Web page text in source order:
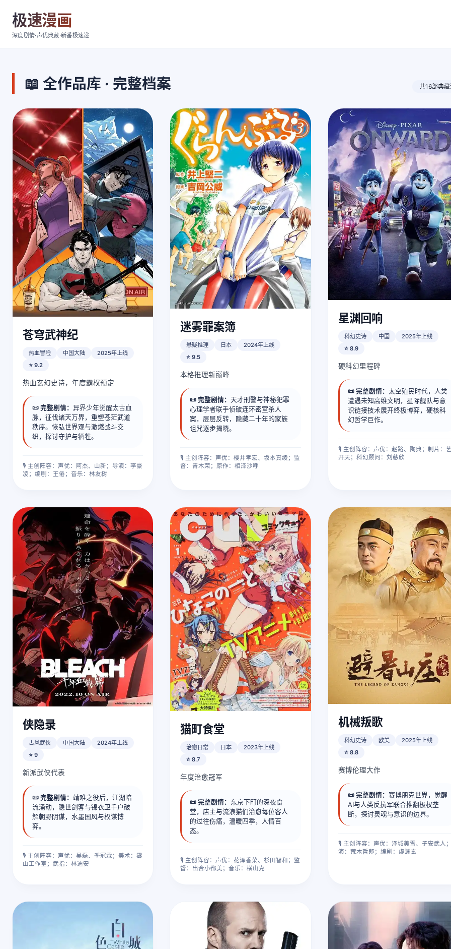
极速漫画
深度剧情·声优典藏·新番极速递
📖 全作品库 · 完整档案 共16部典
苍穹武神纪
热血冒险 中国大陆
2025年上线
⭐ 9.2
热血玄幻史诗，年度霸权预定
📜 完整剧情： 异界少年觉醒太古血
脉，征伐诸天万界，重塑苍茫武道
秩序。恢弘世界观与激燃战斗交
织，探讨守护与牺牲。
🎙️ 主创阵容：声优：阿杰、山新；导演：李豪
凌；编剧：王倦；音乐：林友树
迷雾罪案簿
悬疑推理 日本
2024年上线
⭐ 9.5
本格推理新巅峰
📜 完整剧情：天才刑警与神秘犯罪
心理学者联手侦破连环密室杀人
案，层层反转，隐藏二十年的家族
诅咒逐步揭晓。
🎙️ 主创阵容：声优：樱井孝宏、坂本真绫；监
督：青木荣；原作：相泽沙呼
星渊回响
科幻史诗 中国
2025年上线
⭐ 8.9
硬科幻里程碑
📜 完整剧情： 太空殖民时代，人类
遭遇未知高维文明，星际舰队与意
识链接技术展开终极博弈，硬核科
幻哲学巨作。
🎙️ 主创阵容：声优：赵路、陶典；制片：
开天；科幻顾问：刘慈欣
侠隐录
古风武侠 中国大陆
2024年上线
⭐ 9
新派武侠代表
📜 完整剧情： 靖难之役后，江湖暗
流涌动，隐世剑客与锦衣卫千户破
解朝野阴谋，水墨国风与权谋博
弈。
🎙️ 主创阵容：声优：吴磊、季冠霖；美术：雾
山工作室；武指：林迪安
猫町食堂
治愈日常 日本
2023年上线
⭐ 8.7
年度治愈冠军
📜 完整剧情： 东京下町的深夜食
堂，店主与流浪猫们治愈每位客人
的过往伤痛，温暖四季，人情百
态。
🎙️ 主创阵容：声优：花泽香菜、杉田智和；监
督：出合小都美；音乐：横山克
机械叛歌
科幻史诗 欧美
2025年上线
⭐ 8.8
赛博伦理大作
📜 完整剧情： 赛博朋克世界，觉醒
AI与人类反抗军联合推翻极权垄
断，探讨灵魂与意识的边界。
🎙️ 主创阵容：声优：泽城美雪、子安武人
演：荒木哲郎；编剧：虚渊玄